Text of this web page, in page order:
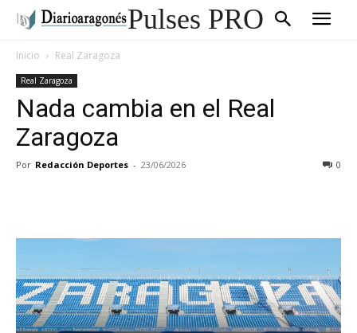
Pulses PRO
Inicio Real Zaragoza
Real Zaragoza
Nada cambia en el Real
Zaragoza
Por Redacción Deportes - 23/06/2026 0